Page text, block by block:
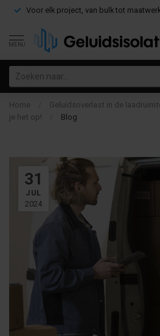
Voor elk project, van bulk tot
MENU
Home
Geluidsoverlast in de
je het op!
Blog
31
JUL
2024